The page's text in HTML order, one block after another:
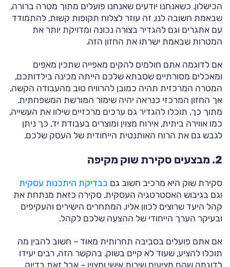
הכישלון. כשאנחנו יודעים שאנחנו פועלים מתוך מטרה ברורה,
שבאמת חשובה לנו, זה עוזר לצלוח תקופות קשות, להתמודד
עם אתגרים וגם להגדיר בצורה נכונה ומדויקת יותר את
המטרות שבאמת ישרתו את החזון הזה.
אם לדוגמה אתם חולמים להקים מאפייה שתכין מאפים
ומאכלים מסורתיים שסבתא שלכם הייתה מכינה בילדותכם,
המטרה המרכזית תהיה כמובן להרוויח טוב מהעבודה הקשה,
אך החזון המרכזי כנראה יהיה שימור המורשת המשפחתית.
מתוך כך, תוכלו להגדיר גם ערכים מרכזיים שילוו את העשייה,
כמו אווירה ביתית, אירוח מצוין ומוצרים בעבודת יד. כך ניתן
לגבש גם את הרוח האותנטית הייחודית של העסק שלכם.
2. מבצעים סקירת שוק מקיפה
סקירת שוק היא מרכיב חשוב גם בבדיקת היתכנות עסקית
וגם בגיבוש האסטרטגיה העסקית. סקירה כזאת מנתחת את
קהל היעד שרוצים לכוון אליו, המתחרים הישירים והעקיפים
ובעיקר הערך הייחודי של ההצעה שלכם לקהל.
אם אתם פועלים בסביבה תחרותית מאוד – חשוב להבין מה
תוכלו להציע, שעוד לא קיים בשוק. בהקשר הזה, רבים יעידו
לדוגמה שהם מציעים שירות אישי ומצוין – אבל זאת בדיוק